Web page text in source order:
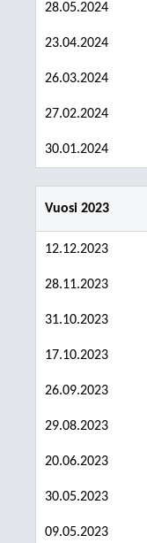
28.05.2024
23.04.2024
26.03.2024
27.02.2024
30.01.2024
Vuosi 2023
12.12.2023
28.11.2023
31.10.2023
17.10.2023
26.09.2023
29.08.2023
20.06.2023
30.05.2023
09.05.2023